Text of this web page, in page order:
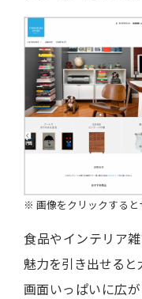
※ 画像をクリックすると
食品やインテリア
魅力を引き出せると
画面いっぱいに広